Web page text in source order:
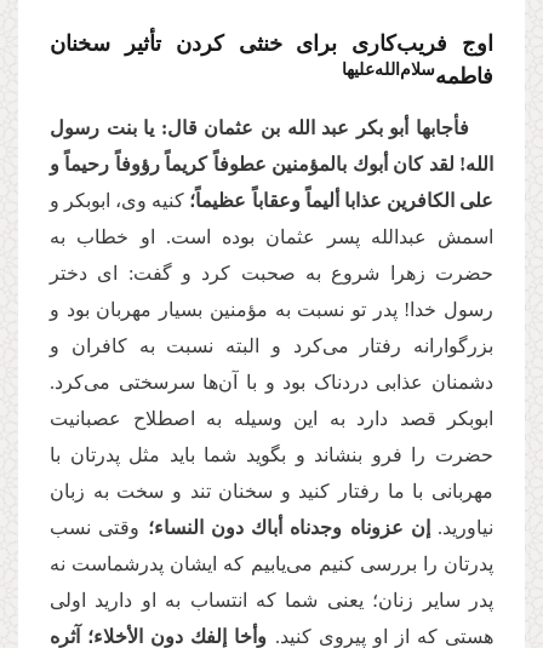
اوج فریب‌کاری برای خنثی کردن تأثیر سخنان
فاطمه‌سلام­‌ا‌لله‌­علیها
فأجابها أبو بكر عبد الله بن عثمان قال: یا بنت رسول
الله! لقد كان أبوك بالمؤمنین عطوفاً كریماً رؤوفاً رحیماً و
على الكافرین عذابا ألیماً وعقاباً عظیماً؛ کنیه وی، ابوبکر و
اسمش عبدالله پسر عثمان بوده است. او خطاب به
حضرت زهرا شروع به صحبت کرد و گفت: ای دختر
رسول خدا! پدر تو نسبت به مؤمنین بسیار مهربان بود و
بزرگوارانه رفتار می‌کرد و البته نسبت به کافران و
دشمنان عذابی دردناک بود و با آن‌ها سرسختی می‌کرد.
ابوبکر قصد دارد به این وسیله به اصطلاح عصبانیت
حضرت را فرو بنشاند و بگوید شما باید مثل پدرتان با
مهربانی با ما رفتار کنید و سخنان تند و سخت به زبان
نیاورید.
إن عزوناه وجدناه أباك دون النساء؛ وقتی نسب
پدرتان را بررسی کنیم می‌یابیم که ایشان پدرشماست نه
پدر سایر زنان؛ یعنی شما که انتساب به او دارید اولی
هستی که از او پیروی کنید. وأخا إلفك دون الأخلاء؛ آثره